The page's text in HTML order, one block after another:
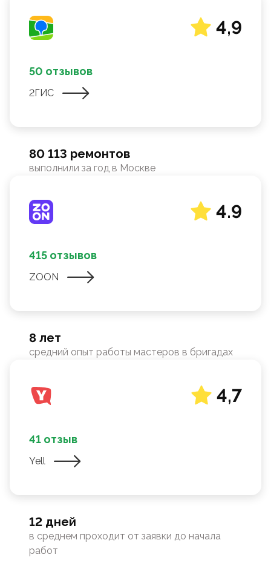
4,9
50 отзывов
2ГИС
80 113 ремонтов
выполнили за год в Москве
4.9
415 отзывов
ZOON
8 лет
средний опыт работы мастеров в бригадах
4,7
41 отзыв
Yell
12 дней
в среднем проходит от заявки до начала
работ